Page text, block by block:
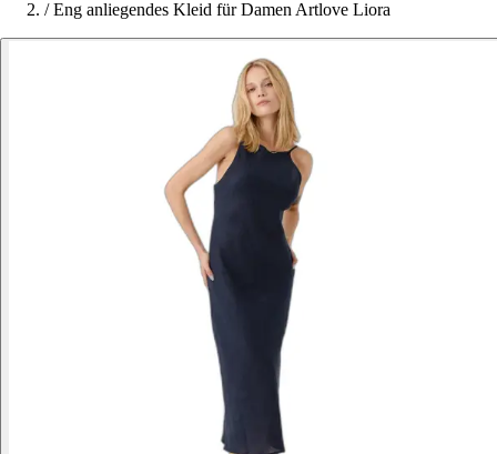
/ Eng anliegendes Kleid für Damen Artlove Liora